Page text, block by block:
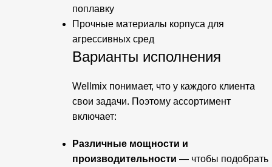
поплавку
Прочные материалы корпуса для
агрессивных сред
Варианты исполнения
Wellmix понимает, что у каждого клиента
свои задачи. Поэтому ассортимент
включает:
Различные мощности и
производительности — чтобы подобрать